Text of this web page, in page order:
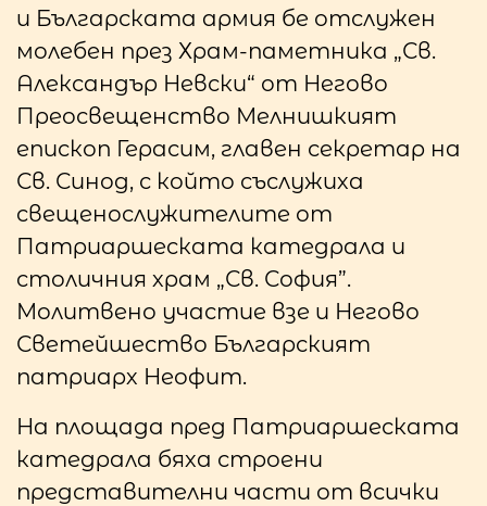
и Българската армия бе отслужен
молебен през Храм-паметника „Св.
Александър Невски“ от Негово
Преосвещенство Мелнишкият
епископ Герасим, главен секретар на
Св. Синод, с който съслужиха
свещенослужителите от
Патриаршеската катедрала и
столичния храм „Св. София”.
Молитвено участие взе и Негово
Светейшество Българският
патриарх Неофит.
На площада пред Патриаршеската
катедрала бяха строени
представителни части от всички